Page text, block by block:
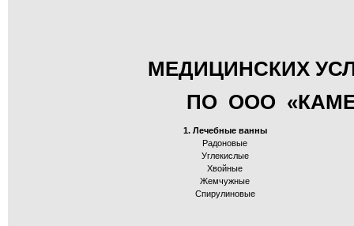
МЕДИЦИНСКИХ
ПО ООО
1. Лечебные ванны
Радоновые
Углекислые
Хвойные
Жемчужные
Спирулиновые